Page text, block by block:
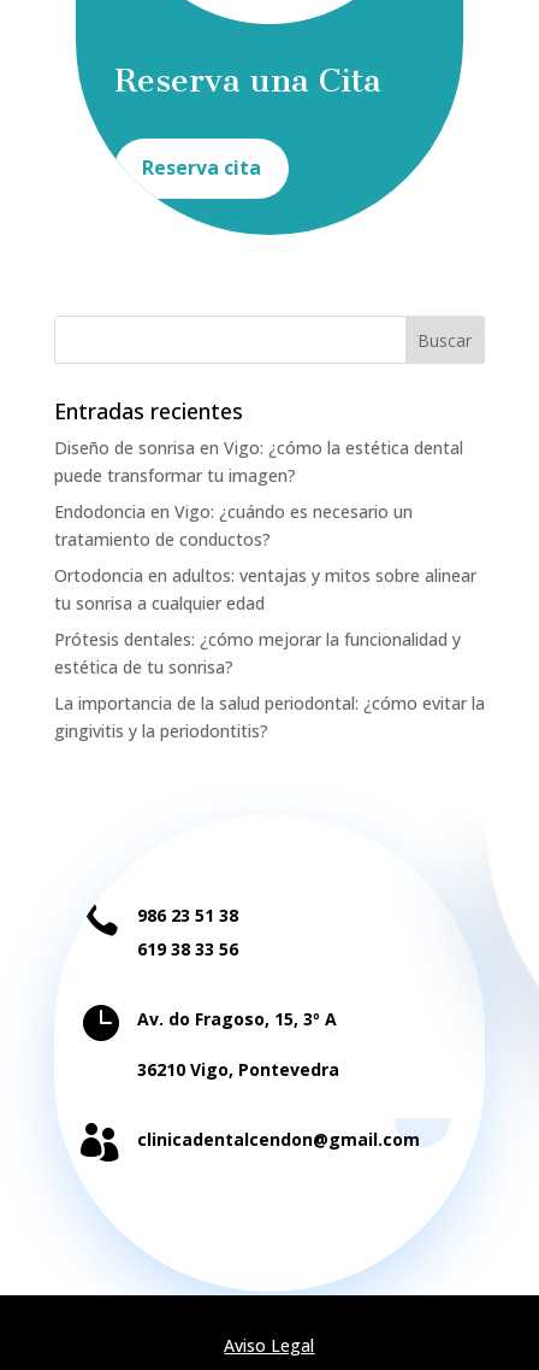
Reserva una Cita
Reserva cita
Entradas recientes
Diseño de sonrisa en Vigo: ¿cómo la estética dental
puede transformar tu imagen?
Endodoncia en Vigo: ¿cuándo es necesario un
tratamiento de conductos?
Ortodoncia en adultos: ventajas y mitos sobre alinear
tu sonrisa a cualquier edad
Prótesis dentales: ¿cómo mejorar la funcionalidad y
estética de tu sonrisa?
La importancia de la salud periodontal: ¿cómo evitar la
gingivitis y la periodontitis?

986 23 51 38
619 38 33 56
 Av. do Fragoso, 15, 3º A
36210 Vigo, Pontevedra
 clinicadentalcendon@gmail.com
Aviso Legal